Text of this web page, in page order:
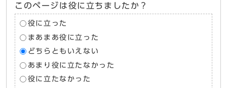
このページは役に立ちましたか？
役に立った
まあまあ役に立った
どちらともいえない
あまり役に立たなかった
役に立たなかった